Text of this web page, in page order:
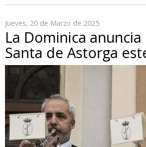
Jueves, 20 de Marzo de 2025
La Dominica anuncia
Santa de Astorga